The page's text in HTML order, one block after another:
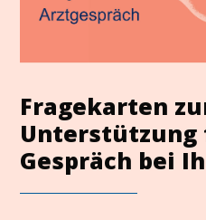
Fragekarten
Unterstützung
Gespräch bei